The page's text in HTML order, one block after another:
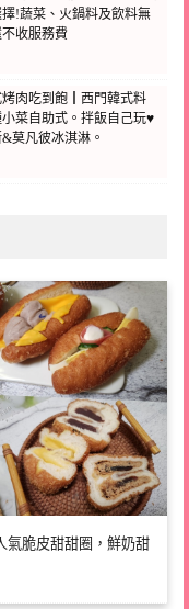
!蔬菜、火鍋料及飲料無
不收服務費
烤肉吃到飽┃西門韓式料
菜自助式。拌飯自己玩♥
莫凡彼冰淇淋。
氣脆皮甜甜圈，鮮奶甜